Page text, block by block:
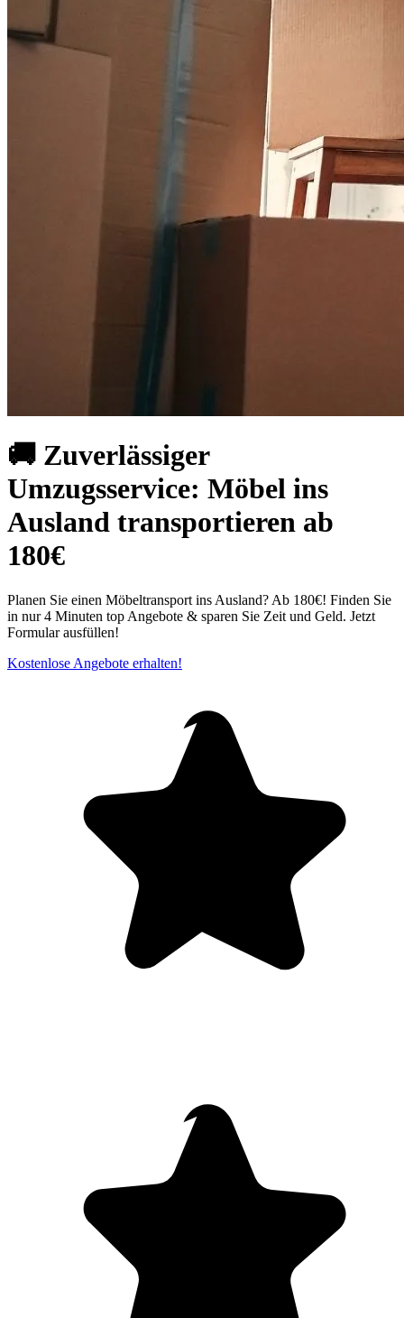
🚚 Zuverlässiger
Umzugsservice: Möbel ins
Ausland transportieren ab
180€
Planen Sie einen Möbeltransport ins Ausland? Ab 180€! Finden Sie
in nur 4 Minuten top Angebote & sparen Sie Zeit und Geld. Jetzt
Formular ausfüllen!
Kostenlose Angebote erhalten!